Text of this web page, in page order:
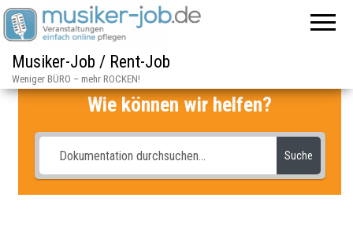
Musiker-Job / Rent-Job
Weniger BÜRO – mehr ROCKEN!
Wie können wir helfen?
Suche